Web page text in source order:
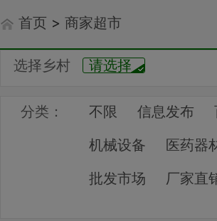
首页 > 商家超市
选择乡村 请选择
分类： 不限 信息发布
机械设备
医药器
批发市场
厂家直